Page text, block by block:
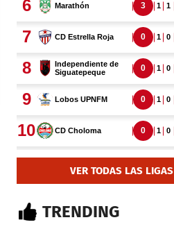
VER TODAS LAS LIGAS
TRENDING